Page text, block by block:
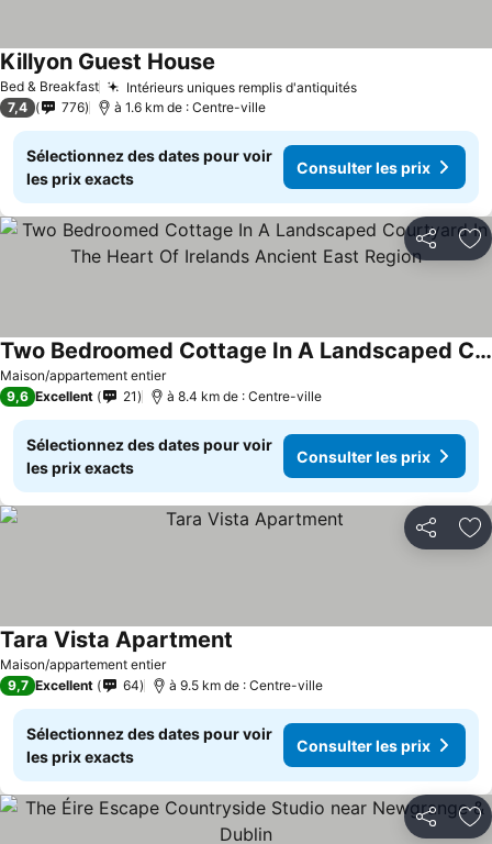
Bed & Breakfast Intérieurs uniques remplis d'antiquités
Killyon Guest House
7,4 776 à 1.6 km de : Centre-ville
Sélectionnez des dates pour voir
les prix exacts
Consulter les prix
Partager
Maison/appartement entier
Two Bedroomed Cottage In A Landscaped Courtyard In The Heart Of Irelands Ancient East Region
9,6 Excellent 21 à 8.4 km de : Centre-ville
Sélectionnez des dates pour voir
les prix exacts
Consulter les prix
Partager
Maison/appartement entier
Tara Vista Apartment
9,7 Excellent 64 à 9.5 km de : Centre-ville
Sélectionnez des dates pour voir
les prix exacts
Consulter les prix
Partager